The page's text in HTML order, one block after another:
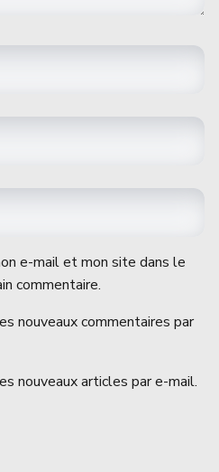
e-mail et mon site dans le
commentaire.
nouveaux commentaires par
nouveaux articles par e-mail.